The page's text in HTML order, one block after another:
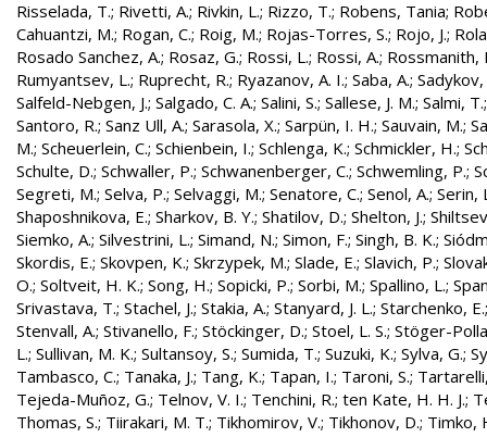
Risselada, T.; Rivetti, A.; Rivkin, L.; Rizzo, T.; Robens, Tania;
Cahuantzi, M.; Rogan, C.; Roig, M.; Rojas-Torres, S.; Rojo, J.;
Rosado Sanchez, A.; Rosaz, G.; Rossi, L.; Rossi, A.; Rossmanith,
Rumyantsev, L.; Ruprecht, R.; Ryazanov, A. I.; Saba, A.; Sadykov,
Salfeld-Nebgen, J.; Salgado, C. A.; Salini, S.; Sallese, J. M.; Salmi, T.
Santoro, R.; Sanz Ull, A.; Sarasola, X.; Sarpün, I. H.; Sauvain, M.;
M.; Scheuerlein, C.; Schienbein, I.; Schlenga, K.; Schmickler, H.;
Schulte, D.; Schwaller, P.; Schwanenberger, C.; Schwemling, P.;
Segreti, M.; Selva, P.; Selvaggi, M.; Senatore, C.; Senol, A.; Serin,
Shaposhnikova, E.; Sharkov, B. Y.; Shatilov, D.; Shelton, J.;
Siemko, A.; Silvestrini, L.; Simand, N.; Simon, F.; Singh, B. K.;
Skordis, E.; Skovpen, K.; Skrzypek, M.; Slade, E.; Slavich, P.;
O.; Soltveit, H. K.; Song, H.; Sopicki, P.; Sorbi, M.; Spallino, L.;
Srivastava, T.; Stachel, J.; Stakia, A.; Stanyard, J. L.; Starchenko, E.
Stenvall, A.; Stivanello, F.; Stöckinger, D.; Stoel, L. S.; Stöger-
L.; Sullivan, M. K.; Sultansoy, S.; Sumida, T.; Suzuki, K.; Sylva, G.;
Tambasco, C.; Tanaka, J.; Tang, K.; Tapan, I.; Taroni, S.;
Tejeda-Muñoz, G.; Telnov, V. I.; Tenchini, R.; ten Kate, H. H. J.;
Thomas, S.; Tiirakari, M. T.; Tikhomirov, V.; Tikhonov, D.; Timko,